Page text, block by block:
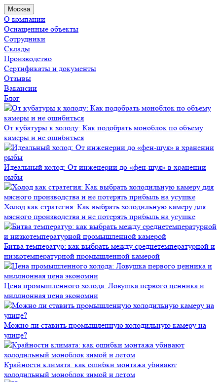
Москва
О компании
Оснащенные объекты
Сотрудники
Склады
Производство
Сертификаты и документы
Отзывы
Вакансии
Блог
От кубатуры к холоду: Как подобрать моноблок по объему
камеры и не ошибиться
Идеальный холод: От инженерии до «фен-шуя» в хранении
рыбы
Холод как стратегия: Как выбрать холодильную камеру для
мясного производства и не потерять прибыль на усушке
Битва температур: как выбрать между среднетемпературной и
низкотемпературной промышленной камерой
Цена промышленного холода: Ловушка первого ценника и
миллионная цена экономии
Можно ли ставить промышленную холодильную камеру на
улице?
Крайности климата: как ошибки монтажа убивают
холодильный моноблок зимой и летом